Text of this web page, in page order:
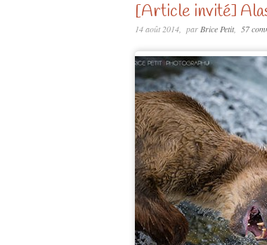
[Article invité]
14 août 2014 par Brice Petit 57